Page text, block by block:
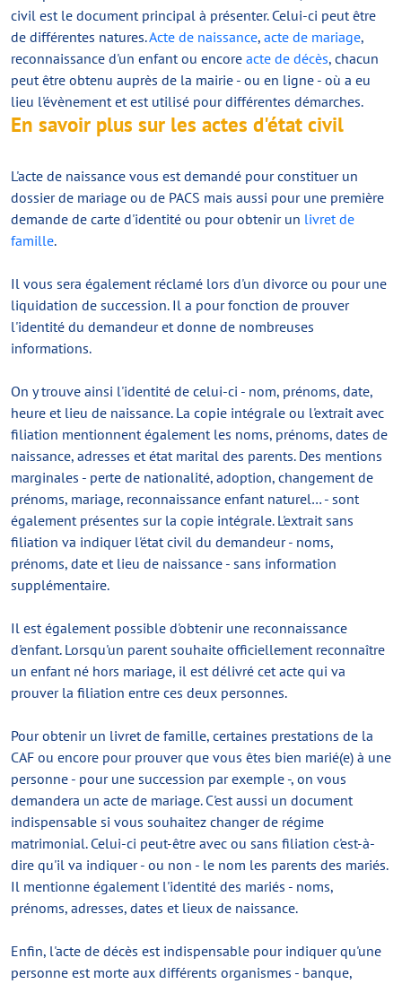
civil est le document principal à présenter. Celui-ci peut être
de différentes natures.Acte de naissance, acte de mariage,
reconnaissance d'un enfant ou encore acte de décès, chacun
peut être obtenu auprès de la mairie - ou en ligne - où a eu
lieu l'évènement et est utilisé pour différentes démarches.
En savoir plus sur les actes d'état civil
L'acte de naissance vous est demandé pour constituer un
dossier de mariage ou de PACS mais aussi pour une première
demande de carte d'identité ou pour obtenir un livret de
famille.
Il vous sera également réclamé lors d'un divorce ou pour une
liquidation de succession. Il a pour fonction de prouver
l'identité du demandeur et donne de nombreuses
informations.
On y trouve ainsi l'identité de celui-ci - nom, prénoms, date,
heure et lieu de naissance. La copie intégrale ou l'extrait avec
filiation mentionnent également les noms, prénoms, dates de
naissance, adresses et état marital des parents. Des mentions
marginales - perte de nationalité, adoption, changement de
prénoms, mariage, reconnaissance enfant naturel… - sont
également présentes sur la copie intégrale. L'extrait sans
filiation va indiquer l'état civil du demandeur - noms,
prénoms, date et lieu de naissance - sans information
supplémentaire.
Il est également possible d'obtenir une reconnaissance
d'enfant. Lorsqu'un parent souhaite officiellement reconnaître
un enfant né hors mariage, il est délivré cet acte qui va
prouver la filiation entre ces deux personnes.
Pour obtenir un livret de famille, certaines prestations de la
CAF ou encore pour prouver que vous êtes bien marié(e) à une
personne - pour une succession par exemple -, on vous
demandera un acte de mariage. C'est aussi un document
indispensable si vous souhaitez changer de régime
matrimonial. Celui-ci peut-être avec ou sans filiation c'est-à-
dire qu'il va indiquer - ou non - le nom les parents des mariés.
Il mentionne également l'identité des mariés - noms,
prénoms, adresses, dates et lieux de naissance.
Enfin, l'acte de décès est indispensable pour indiquer qu'une
personne est morte aux différents organismes - banque,